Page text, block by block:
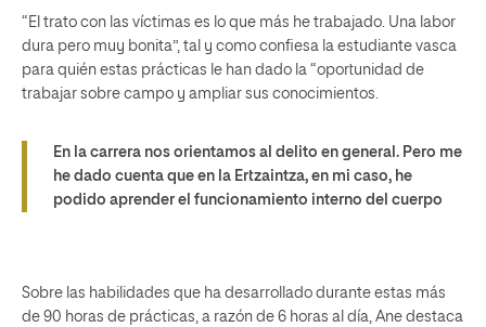
“El trato con las víctimas es lo que más he trabajado. Una labor
dura pero muy bonita”, tal y como confiesa la estudiante vasca
para quién estas prácticas le han dado la “oportunidad de
trabajar sobre campo y ampliar sus conocimientos.
En la carrera nos orientamos al delito en general. Pero me
he dado cuenta que en la Ertzaintza, en mi caso, he
podido aprender el funcionamiento interno del cuerpo
Sobre las habilidades que ha desarrollado durante estas más
de 90 horas de prácticas, a razón de 6 horas al día, Ane destaca